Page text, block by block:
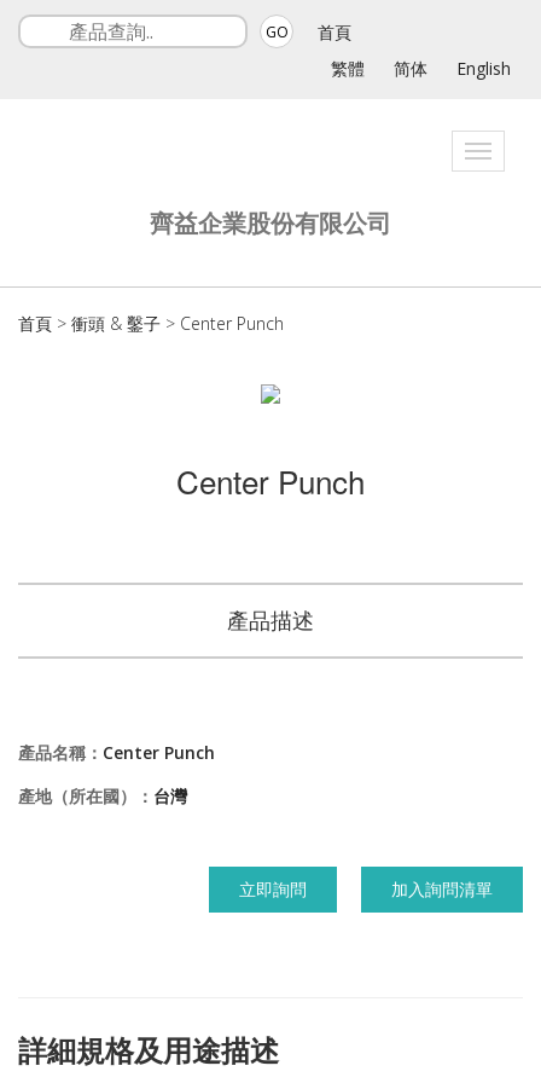
GO
首頁
繁體
简体 English
Toggle
齊益企業股份有限公司
首頁 > 衝頭 & 鑿子 > Center Punch
Center Punch
產品描述
產品名稱： Center Punch
產地（所在國）： 台灣
立即詢問 加入詢問清單
詳細規格及用途描述